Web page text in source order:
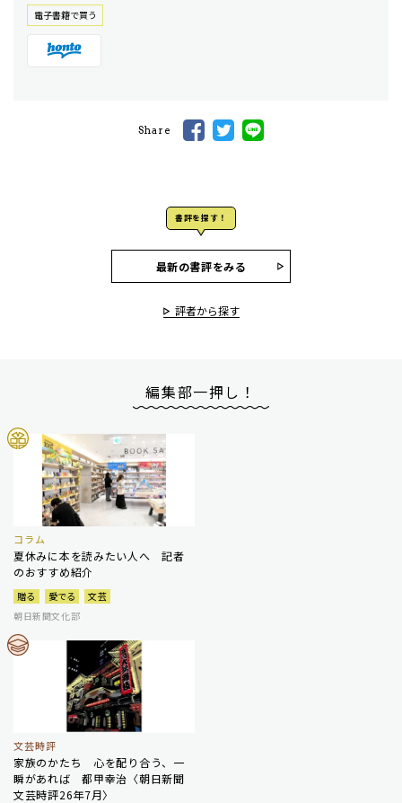
電⼦書籍で買う
Share
書評を探す！
最新の書評をみる
評者から探す
編集部一押し！
コラム
夏休みに本を読みたい人へ 記者
のおすすめ紹介
贈る 愛でる
文芸
朝日新聞文化部
文芸時評
家族のかたち 心を配り合う、一
瞬があれば 都甲幸治〈朝日新聞
文芸時評26年7月〉